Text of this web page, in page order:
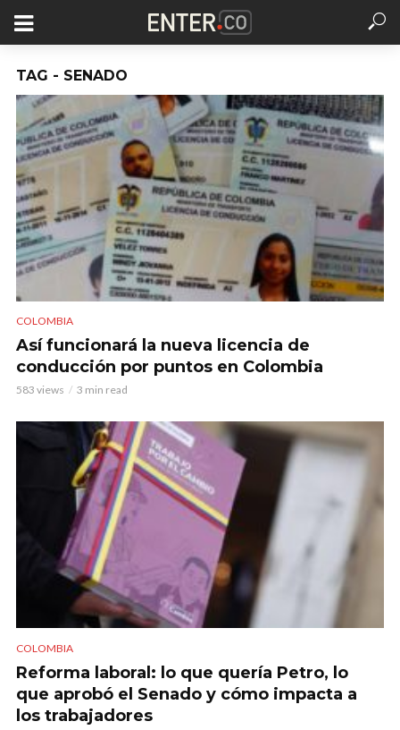
TAG - SENADO
COLOMBIA
Así funcionará la nueva licencia de
conducción por puntos en Colombia
583 views 3 min read
COLOMBIA
Reforma laboral: lo que quería Petro, lo
que aprobó el Senado y cómo impacta a
los trabajadores